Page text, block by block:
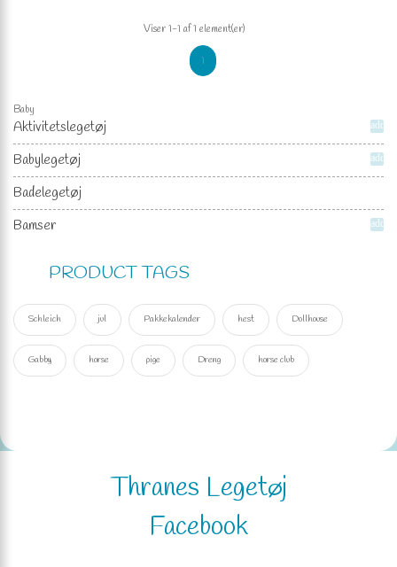
Baby
Aktivitetslegetøj add
Babylegetøj add
Badelegetøj
Bamser
add
PRODUCT TAGS
Schleich jul Pakkekalender hest Dollhouse
Gabby horse pige Dreng horse club
Viser 1-1 af 1 element(er)
1
Thranes Legetøj
Facebook